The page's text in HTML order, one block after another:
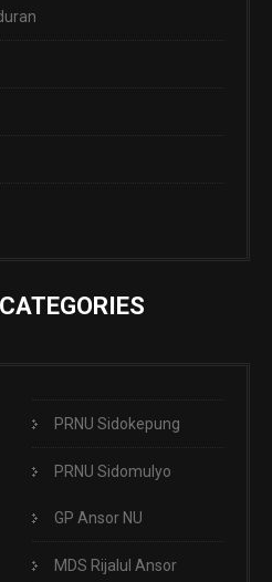
PRNU Sidokepung
PRNU Sidomulyo
GP Ansor NU
MDS Rijalul Ansor